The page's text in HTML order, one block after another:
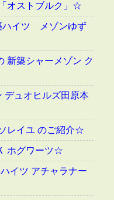
オストブルク」☆
イツ メゾンゆず
新築シャーメゾン ク
ュオヒルズ田原本
レイユ のご紹介☆
ホグワーツ☆
イツ アチャラナー